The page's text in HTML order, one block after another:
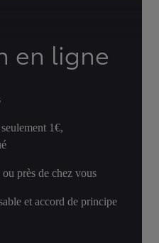
en ligne
1€,
près de chez vous
et accord de principe